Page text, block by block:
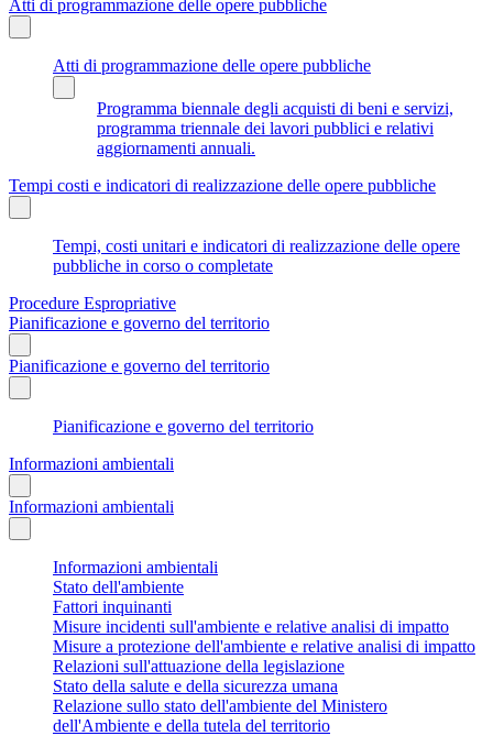
Atti di programmazione delle opere pubbliche
Atti di programmazione delle opere pubbliche
Programma biennale degli acquisti di beni e servizi,
programma triennale dei lavori pubblici e relativi
aggiornamenti annuali.
Tempi costi e indicatori di realizzazione delle opere pubbliche
Tempi, costi unitari e indicatori di realizzazione delle opere
pubbliche in corso o completate
Procedure Espropriative
Pianificazione e governo del territorio
Pianificazione e governo del territorio
Pianificazione e governo del territorio
Informazioni ambientali
Informazioni ambientali
Informazioni ambientali
Stato dell'ambiente
Fattori inquinanti
Misure incidenti sull'ambiente e relative analisi di impatto
Misure a protezione dell'ambiente e relative analisi di impatto
Relazioni sull'attuazione della legislazione
Stato della salute e della sicurezza umana
Relazione sullo stato dell'ambiente del Ministero
dell'Ambiente e della tutela del territorio